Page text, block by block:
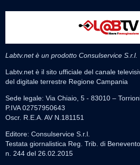
Labtv.net è un prodotto Consulservice S.r.l.
Labtv.net è il sito ufficiale del canale
del digitale terrestre Regione Campania
Sede legale: Via Chiaio, 5 - 83010 –
P.IVA 02757950643
Oscr. R.E.A. AV N.181151
Editore: Consulservice S.r.l.
Testata giornalistica Reg. Trib. di Benevento
n. 244 del 26.02.2015